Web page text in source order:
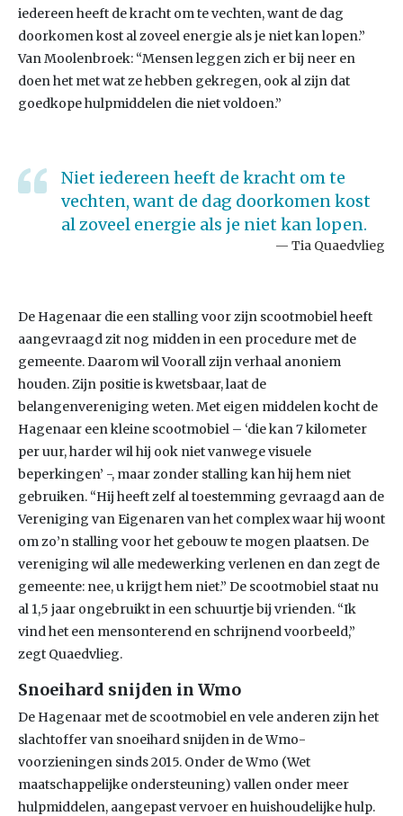
iedereen heeft de kracht om te vechten, want de dag
doorkomen kost al zoveel energie als je niet kan lopen.”
Van Moolenbroek: “Mensen leggen zich er bij neer en
doen het met wat ze hebben gekregen, ook al zijn dat
goedkope hulpmiddelen die niet voldoen.”
Niet iedereen heeft de kracht om te
vechten, want de dag doorkomen kost
al zoveel energie als je niet kan lopen.
Tia Quaedvlieg
De Hagenaar die een stalling voor zijn scootmobiel heeft
aangevraagd zit nog midden in een procedure met de
gemeente. Daarom wil Voorall zijn verhaal anoniem
houden. Zijn positie is kwetsbaar, laat de
belangenvereniging weten. Met eigen middelen kocht de
Hagenaar een kleine scootmobiel – ‘die kan 7 kilometer
per uur, harder wil hij ook niet vanwege visuele
beperkingen’ -, maar zonder stalling kan hij hem niet
gebruiken. “Hij heeft zelf al toestemming gevraagd aan de
Vereniging van Eigenaren van het complex waar hij woont
om zo’n stalling voor het gebouw te mogen plaatsen. De
vereniging wil alle medewerking verlenen en dan zegt de
gemeente: nee, u krijgt hem niet.” De scootmobiel staat nu
al 1,5 jaar ongebruikt in een schuurtje bij vrienden. “Ik
vind het een mensonterend en schrijnend voorbeeld,”
zegt Quaedvlieg.
Snoeihard snijden in Wmo
De Hagenaar met de scootmobiel en vele anderen zijn het
slachtoffer van snoeihard snijden in de Wmo-
voorzieningen sinds 2015. Onder de Wmo (Wet
maatschappelijke ondersteuning) vallen onder meer
hulpmiddelen, aangepast vervoer en huishoudelijke hulp.